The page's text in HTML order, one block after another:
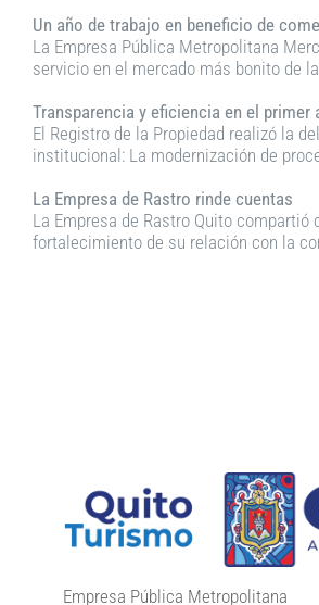
Un año de trabajo en beneficio de
La Empresa Pública Metropolitana
servicio en el mercado más bonito de
Transparencia y eficiencia en el primer
El Registro de la Propiedad realizó la
institucional: La modernización de
La Empresa de Rastro rinde cuentas
La Empresa de Rastro Quito
fortalecimiento de su relación con la
Empresa Pública Metropolitana